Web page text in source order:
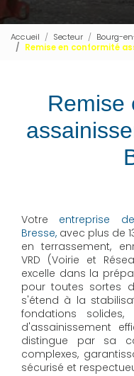
Accueil Secteur
Bourg-
Remise en conformité
Remise
Votre entreprise
Bresse, avec plus de
en terrassement,
VRD (Voirie et
excelle dans la
pour toutes sortes
s'étend à la
fondations
d'assainissement
distingue par sa
complexes,
sécurisé et